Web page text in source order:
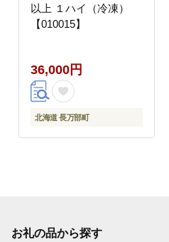
以上 １ハイ（冷凍）
【010015】
36,000円
北海道 長万部町
お礼の品から探す